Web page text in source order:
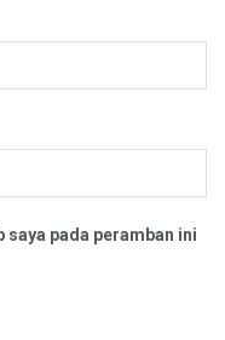
saya pada peramban ini